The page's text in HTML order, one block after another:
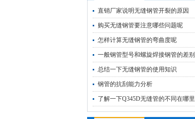
直销厂家说明无缝钢管开裂的原因
购买无缝钢管要注意哪些问题呢
怎样计算无缝钢管的弯曲度呢
一般钢管型号和螺旋焊接钢管的差别
总结一下无缝钢管的使用知识
钢管的抗刮能力分析
了解一下Q345D无缝管的不同在哪里